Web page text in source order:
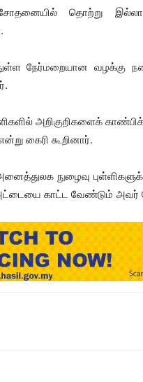
சோதனையில் தொற்று
நேர்மறையான வழக்கு
அறிகுறிகளைக்
கைரி கூறினார்.
நுழைவு
காட்ட வேண்டும் அவர்